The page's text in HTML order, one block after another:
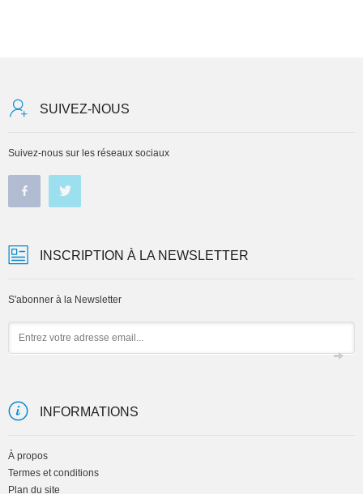
SUIVEZ-NOUS
Suivez-nous sur les réseaux sociaux
INSCRIPTION À LA NEWSLETTER
S'abonner à la Newsletter
INFORMATIONS
À propos
Termes et conditions
Plan du site